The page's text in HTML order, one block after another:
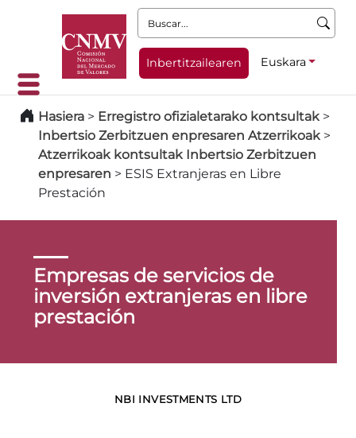
Buscar:
Inbertitzailearen Euskara
Hasiera > Erregistro ofizialetarako kontsultak>
Inbertsio Zerbitzuen enpresaren Atzerrikoak>
Atzerrikoak kontsultak Inbertsio Zerbitzuen
enpresaren > ESIS Extranjeras en Libre
Prestación
Empresas de servicios de
inversión extranjeras en libre
prestación
NBI INVESTMENTS LTD